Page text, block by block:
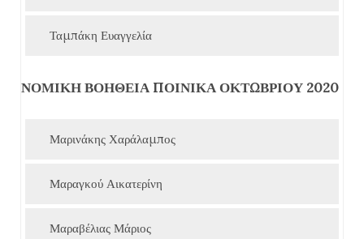
Ταμπάκη Ευαγγελία
ΝΟΜΙΚΗ ΒΟΗΘΕΙΑ ΠΟΙΝΙΚΑ ΟΚΤΩΒΡΙΟΥ 2020
Μαρινάκης Χαράλαμπος
Μαραγκού Αικατερίνη
Μαραβέλιας Μάριος